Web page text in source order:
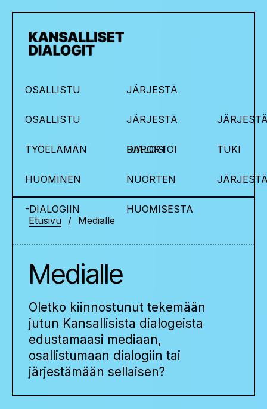
OSALLISTU
OSALLISTU
TYÖELÄMÄN
HUOMINEN
-DIALOGIIN
JÄRJESTÄ
JÄRJESTÄ
DIALOGI
NUORTEN
HUOMISESTA
RAPORTOI TUKI
Etusivu Medialle
Medialle
Oletko kiinnostunut tekemään
jutun Kansallisista dialogeista
edustamaasi mediaan,
osallistumaan dialogiin tai
järjestämään sellaisen?